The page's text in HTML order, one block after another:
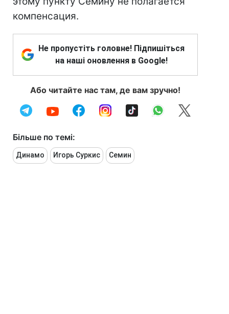
компенсация.
Не пропустіть головне! Підпишіться
на наші оновлення в Google!
Або читайте нас там, де вам зручно!
Більше по темі:
Динамо Игорь Суркис Семин